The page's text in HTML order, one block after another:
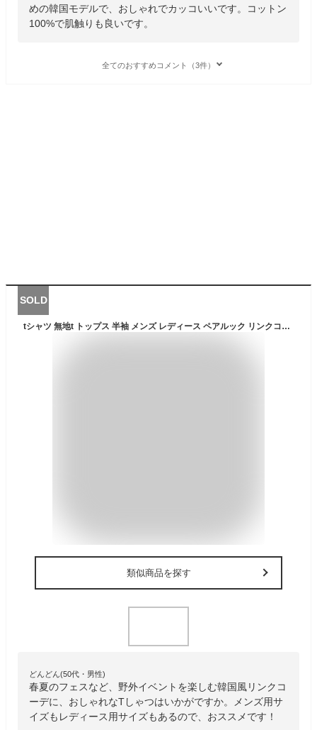
めの韓国モデルで、おしゃれでカッコいいです。コットン
100%で肌触りも良いです。
全てのおすすめコメント（3件）
SOLD
tシャツ 無地t トップス 半袖 メンズ レディース ペアルック リンクコーデ カップル お揃いコーデ 韓国ファッション 春 ポケt ポケット付き 無地 お揃い 服 白/黒/ネイビー/カーキ 韓国 ファッション 綿100% 春物 春服 夏 夏服 夏物 ワンフォー 1111
類似商品を探す
どんどん(50代・男性)
春夏のフェスなど、野外イベントを楽しむ韓国風リンクコ
ーデに、おしゃれなTしゃつはいかがですか。メンズ用サ
イズもレディース用サイズもあるので、おススメです！